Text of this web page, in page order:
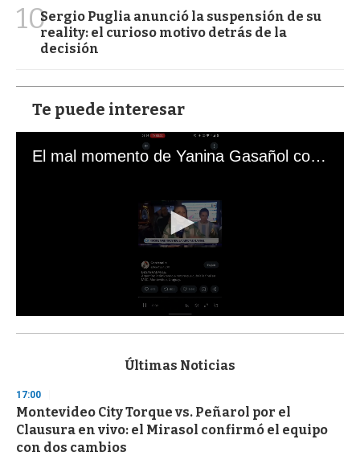
10Sergio Puglia anunció la suspensión de su
reality: el curioso motivo detrás de la
decisión
Te puede interesar
El mal momento de Yanina Gasañol con un hincha argentino en "Subrayado"
s
d
s
o
f
3
Últimas Noticias
17:00
Montevideo City Torque vs. Peñarol por el
Clausura en vivo: el Mirasol confirmó el equipo
con dos cambios